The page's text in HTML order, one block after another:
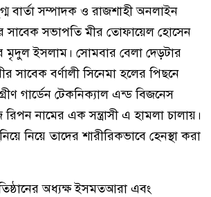
বার্তা সম্পাদক ও রাজশাহী অনলাইন
সাবেক সভাপতি মীর তোফায়েল হোসেন
মৃদুল ইসলাম। সোমবার বেলা দেড়টার
সাবেক বর্ণালী সিনেমা হলের পিছনে
গার্ডেন টেকনিক্যাল এন্ড বিজনেস
নামের এক সন্ত্রাসী এ হামলা চালায়।
নিয়ে তাদের শারীরিকভাবে হেনস্থা করা
অধ্যক্ষ ইসমতআরা এবং